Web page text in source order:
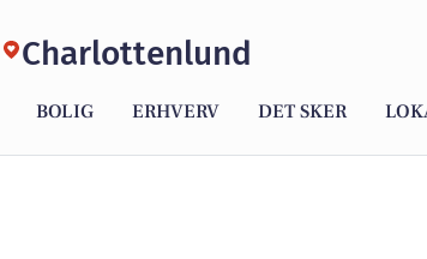
Charlottenlund
BOLIG ERHVERV DET SKER